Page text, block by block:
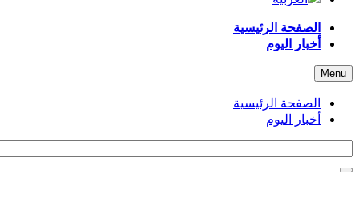
الصفحة الرئيسية
أخبار اليوم
Menu
الصفحة الرئيسية
أخبار اليوم